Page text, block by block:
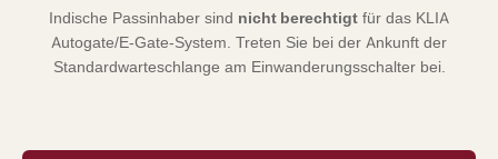
Indische Passinhaber sind nicht berechtigt für das KLIA
Autogate/E-Gate-System. Treten Sie bei der Ankunft der
Standardwarteschlange am Einwanderungsschalter bei.